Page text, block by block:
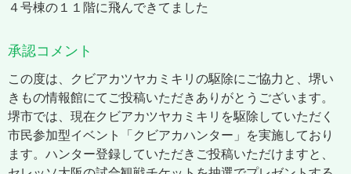
４号棟の１１階に飛んできてました
承認コメント
この度は、クビアカツヤカミキリの駆除にご協力と、堺い
きもの情報館にてご投稿いただきありがとうございます。
堺市では、現在クビアカツヤカミキリを駆除していただく
市民参加型イベント「クビアカハンター」を実施しており
ます。ハンター登録していただきご投稿いただけますと、